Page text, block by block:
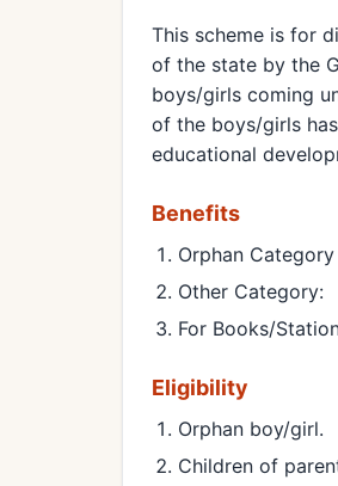
This scheme is for
of the state by the
boys/girls coming
of the boys/girls
educational
Benefits
Orphan Category
Other Category:
For Books/
Eligibility
Orphan boy/girl.
Children of